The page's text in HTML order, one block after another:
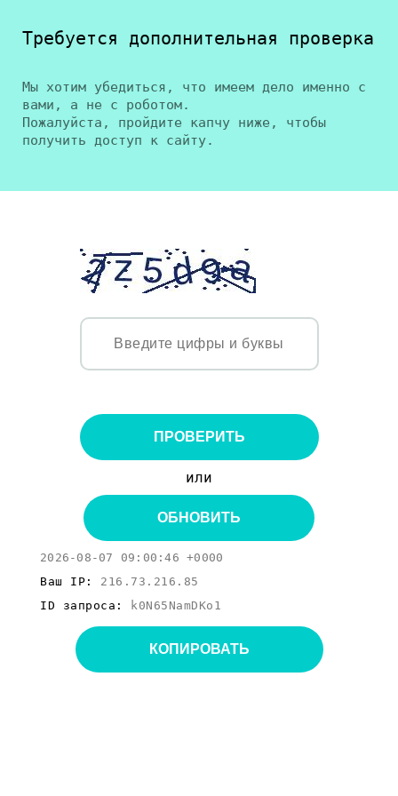
Требуется дополнительная проверка
Мы хотим убедиться, что имеем дело именно с
вами, а не с роботом.
Пожалуйста, пройдите капчу ниже, чтобы
получить доступ к сайту.
ПРОВЕРИТЬ
или
ОБНОВИТЬ
2026-08-07 09:00:46 +0000
Ваш IP: 216.73.216.85
ID запроса:
k0N65NamDKo1
КОПИРОВАТЬ